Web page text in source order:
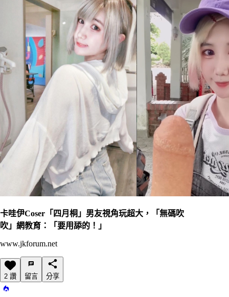
卡哇伊Coser「四月桐」男友視角玩超大，「無碼吹
吹」網教育：「要用舔的！」
www.jkforum.net
2 讚 留言 分享